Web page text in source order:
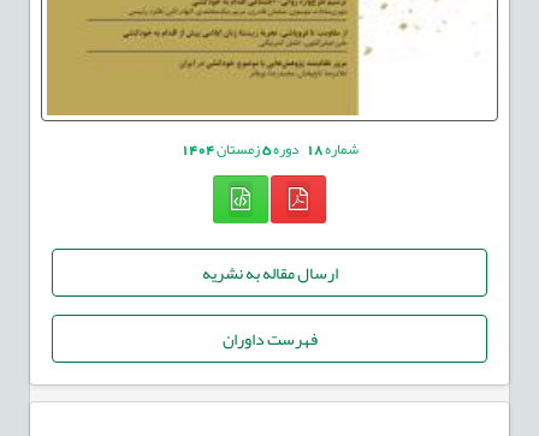
شماره18 دوره5زمستان1404
ارسال مقاله به نشریه
فهرست داوران